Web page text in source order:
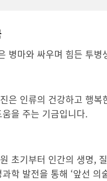
병마와 싸우며 힘든 투
은 인류의 건강하고 행
을 주는 기금입니다.
초기부터 인간의 생명,
학 발전을 통해 ‘앞선